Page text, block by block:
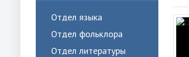
Отдел языка
Отдел фольклора
Отдел литературы